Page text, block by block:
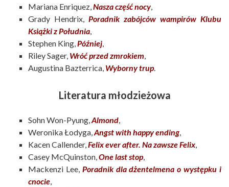
Mariana Enriquez,Nasza część nocy,
Grady Hendrix, Poradnik zabójców wampirów Klubu
Książki z Południa,
Stephen King,Później,
Riley Sager, Wróć przed zmrokiem,
Augustina Bazterrica, Wyborny trup.
Literatura młodzieżowa
Sohn Won-Pyung,Almond,
Weronika Łodyga,Angst with happy ending,
Kacen Callender,Felix ever after. Na zawsze Felix,
Casey McQuinston,One last stop,
Mackenzi Lee, Poradnik dla dżentelmena o występku i
cnocie,